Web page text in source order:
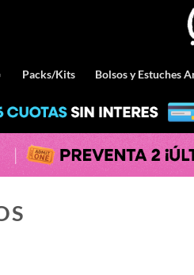
Packs/Kits Bolsos y Estuches